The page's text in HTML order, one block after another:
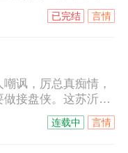
都不是问题。“我不要
静的拳头紧紧地攥
“我不要你的命，嫁
复仇吧！”
言情
已完结
讽，厉总真痴情，
接盘侠。这苏沂都
厉慎依旧宠爱有加。
是厉慎心头的白月
言情
连载中